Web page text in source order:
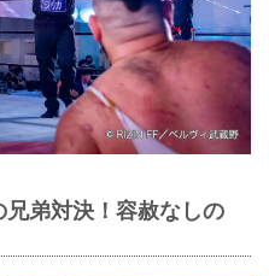
弟対決！容赦なしの